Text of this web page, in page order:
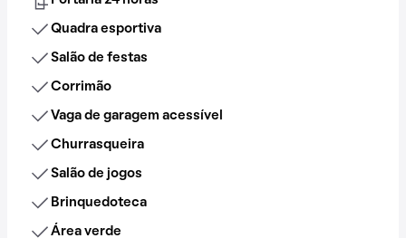
Quadra esportiva
Salão de festas
Corrimão
Vaga de garagem acessível
Churrasqueira
Salão de jogos
Brinquedoteca
Área verde